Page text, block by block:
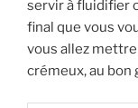
servir à fluidifier
final que vous
vous allez
crémeux, au bon